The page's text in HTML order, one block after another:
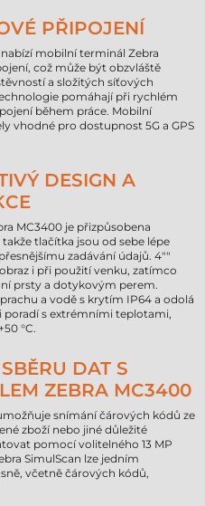
PŘIPOJENÍ
mobilní terminál Zebra
což může být obzvláště
a složitých síťových
pomáhají při rychlém
během práce. Mobilní
vhodné pro dostupnost 5G a GPS
DESIGN A
MC3400 je přizpůsobena
tlačítka jsou od sebe lépe
zadávání údajů. 4""
i při použití venku, zatímco
prsty a dotykovým perem.
a vodě s krytím IP64 a odolá
poradí s extrémními teplotami,
°C.
DAT S
ZEBRA MC3400
snímání čárových kódů ze
zboží nebo jiné důležité
pomocí volitelného 13 MP
SimulScan lze jedním
včetně čárových kódů,